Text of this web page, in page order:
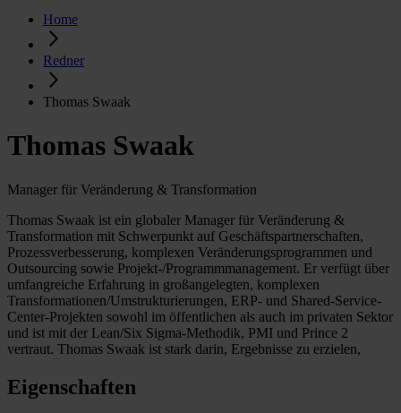
Home
Redner
Thomas Swaak
Thomas Swaak
Manager für Veränderung & Transformation
Thomas Swaak ist ein globaler Manager für Veränderung &
Transformation mit Schwerpunkt auf Geschäftspartnerschaften,
Prozessverbesserung, komplexen Veränderungsprogrammen und
Outsourcing sowie Projekt-/Programmmanagement. Er verfügt über
umfangreiche Erfahrung in großangelegten, komplexen
Transformationen/Umstrukturierungen, ERP- und Shared-Service-
Center-Projekten sowohl im öffentlichen als auch im privaten Sektor
und ist mit der Lean/Six Sigma-Methodik, PMI und Prince 2
vertraut. Thomas Swaak ist stark darin, Ergebnisse zu erzielen,
Eigenschaften